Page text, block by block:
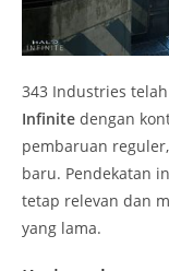
343 Industries
Infinite dengan
pembaruan
baru. Pendekatan
tetap relevan dan
yang lama.